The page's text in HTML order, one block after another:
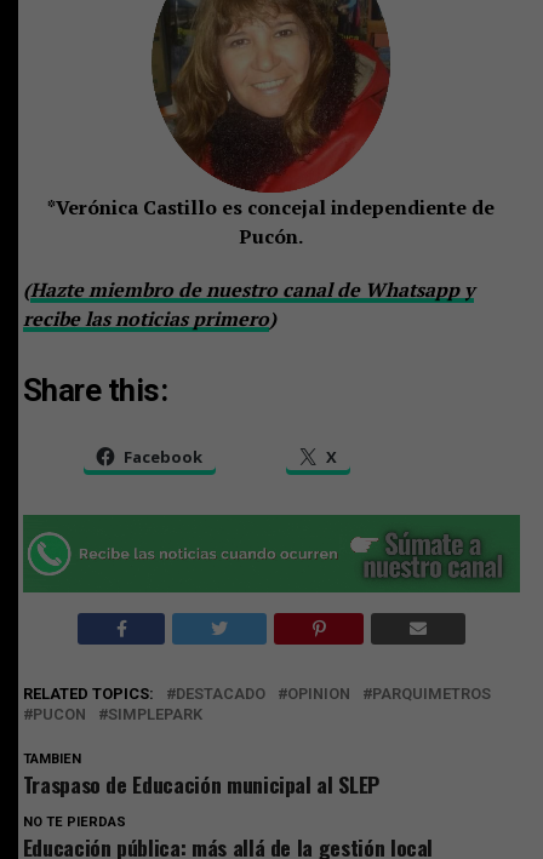
*Verónica Castillo es concejal independiente de
Pucón.
(Hazte miembro de nuestro canal de Whatsapp y
recibe las noticias primero)
Share this:
Facebook X
RELATED TOPICS: DESTACADO OPINION
PARQUIMETROS
PUCON
SIMPLEPARK
TAMBIEN
Traspaso de Educación municipal al SLEP
NO TE PIERDAS
Educación pública: más allá de la gestión local